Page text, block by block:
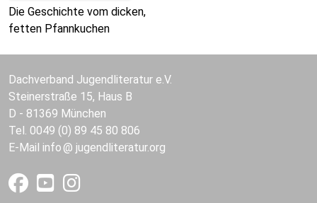
Die Geschichte vom dicken,
fetten Pfannkuchen
Dachverband Jugendliteratur e.V.
Steinerstraße 15, Haus B
D - 81369 München
Tel. 0049 (0) 89 45 80 806
E-Mail info jugendliteratur.org